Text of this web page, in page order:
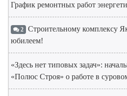
График ремонтных работ
2 Строительному комплексу
юбилеем!
«Здесь нет типовых задач»:
«Полюс Строя» о работе в